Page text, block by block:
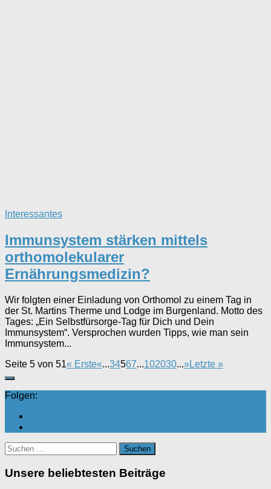
Interessantes
Immunsystem stärken mittels
orthomolekularer
Ernährungsmedizin?
Wir folgten einer Einladung von Orthomol zu einem Tag in
der St. Martins Therme und Lodge im Burgenland. Motto des
Tages: „Ein Selbstfürsorge-Tag für Dich und Dein
Immunsystem“. Versprochen wurden Tipps, wie man sein
Immunsystem...
Seite 5 von 51« Erste«...34567...102030...»Letzte »
Folgen:
Suchen
nach:
Unsere beliebtesten Beiträge